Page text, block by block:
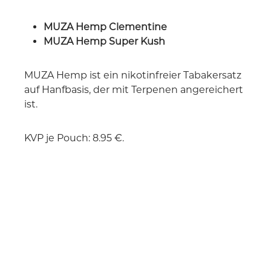
MUZA Hemp Clementine
MUZA Hemp Super Kush
MUZA Hemp ist ein nikotinfreier Tabakersatz
auf Hanfbasis, der mit Terpenen angereichert
ist.
KVP je Pouch: 8.95 €.